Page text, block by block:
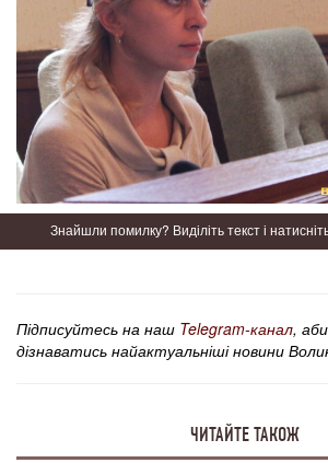
Знайшли помилку? Виділіть текст і
Підписуйтесь на наш Telegram-канал,
дізнаватись найактуальніші новини
ЧИТАЙТЕ ТАКОЖ